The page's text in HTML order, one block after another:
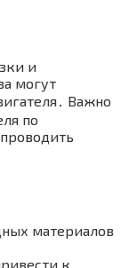
и
могут
Важно
по
материалов
к